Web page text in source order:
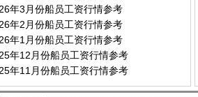
年3月份船员工资行情参考
年2月份船员工资行情参考
年1月份船员工资行情参考
年12月份船员工资行情参考
年11月份船员工资行情参考